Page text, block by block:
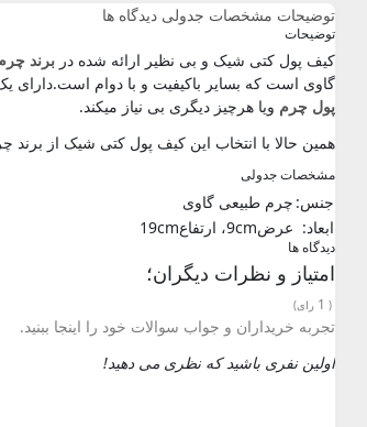
توضیحات مشخصات جدولی دیدگاه ها
توضیحات
کیف پول کتی شیک و بی نظیر ارائه شده در برند
گاوی است که بسایر باکیفیت و با دوام است.دارای
پول چرم ویا هرچیز دیگری بی نیاز میکند.
همین حالا با انتخاب این کیف پول کتی شیک از برند
مشخصات جدولی
جنس: چرم طبیعی گاوی
ابعاد: عرض9cm، ارتفاع19cm
دیدگاه ها
امتیاز و نظرات دیگران؛
(
1 رای)
تجربه خریداران و جواب سوالات خود را اینجا ببنید.
اولین نفری باشید که نظری می دهید!